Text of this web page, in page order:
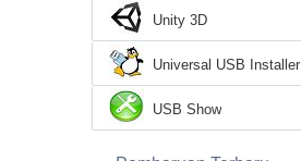
Unity 3D
Universal USB Installer
USB Show